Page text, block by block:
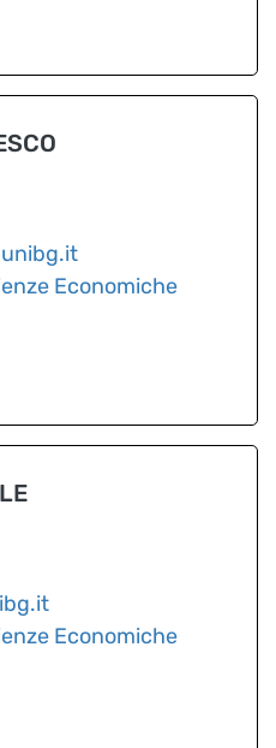
Economiche
Economiche